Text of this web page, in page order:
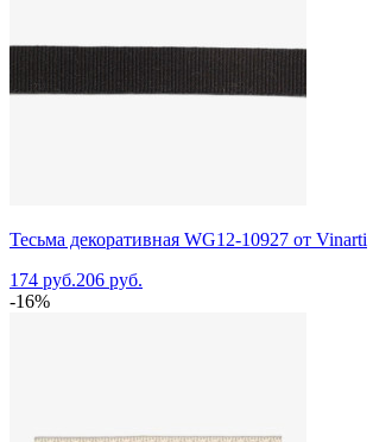
Тесьма декоративная WG12-10927 от Vinarti
174 руб.206 руб.
-16%